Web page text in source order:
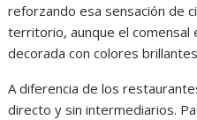
reforzando esa sensación de
territorio, aunque el
decorada con colores
A diferencia de los
directo y sin intermediarios.